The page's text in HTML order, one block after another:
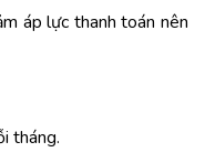
áp lực thanh toán nên
tháng.